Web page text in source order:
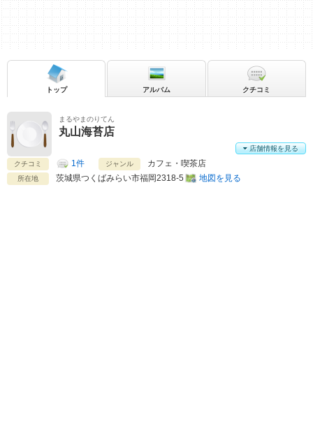
まるやまのりてん
丸山海苔店
クチコミ 1件 ジャンル カフェ・喫茶店
所在地 茨城県つくばみらい市福岡2318-5 地図を見る
店舗情報を見る
トップ アルバム クチコミ